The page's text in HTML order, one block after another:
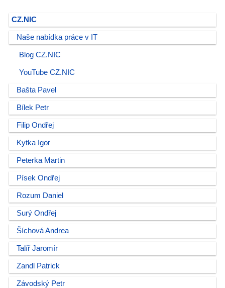
CZ.NIC
Naše nabídka práce v IT
Blog CZ.NIC
YouTube CZ.NIC
Bašta Pavel
Bílek Petr
Filip Ondřej
Kytka Igor
Peterka Martin
Písek Ondřej
Rozum Daniel
Surý Ondřej
Šíchová Andrea
Talíř Jaromír
Zandl Patrick
Závodský Petr